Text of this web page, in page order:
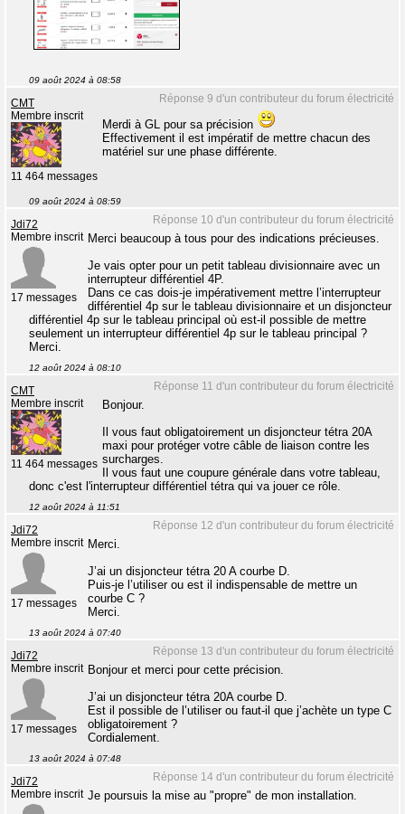
09 août 2024 à 08:58
Réponse 9 d'un contributeur du forum électricité
CMT
Membre inscrit
11 464 messages
Merdi à GL pour sa précision
Effectivement il est impératif de mettre chacun des
matériel sur une phase différente.
09 août 2024 à 08:59
Réponse 10 d'un contributeur du forum électricité
Jdi72
Membre inscrit
17 messages
Merci beaucoup à tous pour des indications précieuses.
Je vais opter pour un petit tableau divisionnaire avec un
interrupteur différentiel 4P.
Dans ce cas dois-je impérativement mettre l’interrupteur
différentiel 4p sur le tableau divisionnaire et un disjoncteur
différentiel 4p sur le tableau principal où est-il possible de mettre
seulement un interrupteur différentiel 4p sur le tableau principal ?
Merci.
12 août 2024 à 08:10
Réponse 11 d'un contributeur du forum électricité
CMT
Membre inscrit
11 464 messages
Bonjour.
Il vous faut obligatoirement un disjoncteur tétra 20A
maxi pour protéger votre câble de liaison contre les
surcharges.
Il vous faut une coupure générale dans votre tableau,
donc c'est l'interrupteur différentiel tétra qui va jouer ce rôle.
12 août 2024 à 11:51
Réponse 12 d'un contributeur du forum électricité
Jdi72
Membre inscrit
17 messages
Merci.
J’ai un disjoncteur tétra 20 A courbe D.
Puis-je l’utiliser ou est il indispensable de mettre un
courbe C ?
Merci.
13 août 2024 à 07:40
Réponse 13 d'un contributeur du forum électricité
Jdi72
Membre inscrit
17 messages
Bonjour et merci pour cette précision.
J’ai un disjoncteur tétra 20A courbe D.
Est il possible de l’utiliser ou faut-il que j’achète un type C
obligatoirement ?
Cordialement.
13 août 2024 à 07:48
Réponse 14 d'un contributeur du forum électricité
Jdi72
Membre inscrit Je poursuis la mise au "propre" de mon installation.